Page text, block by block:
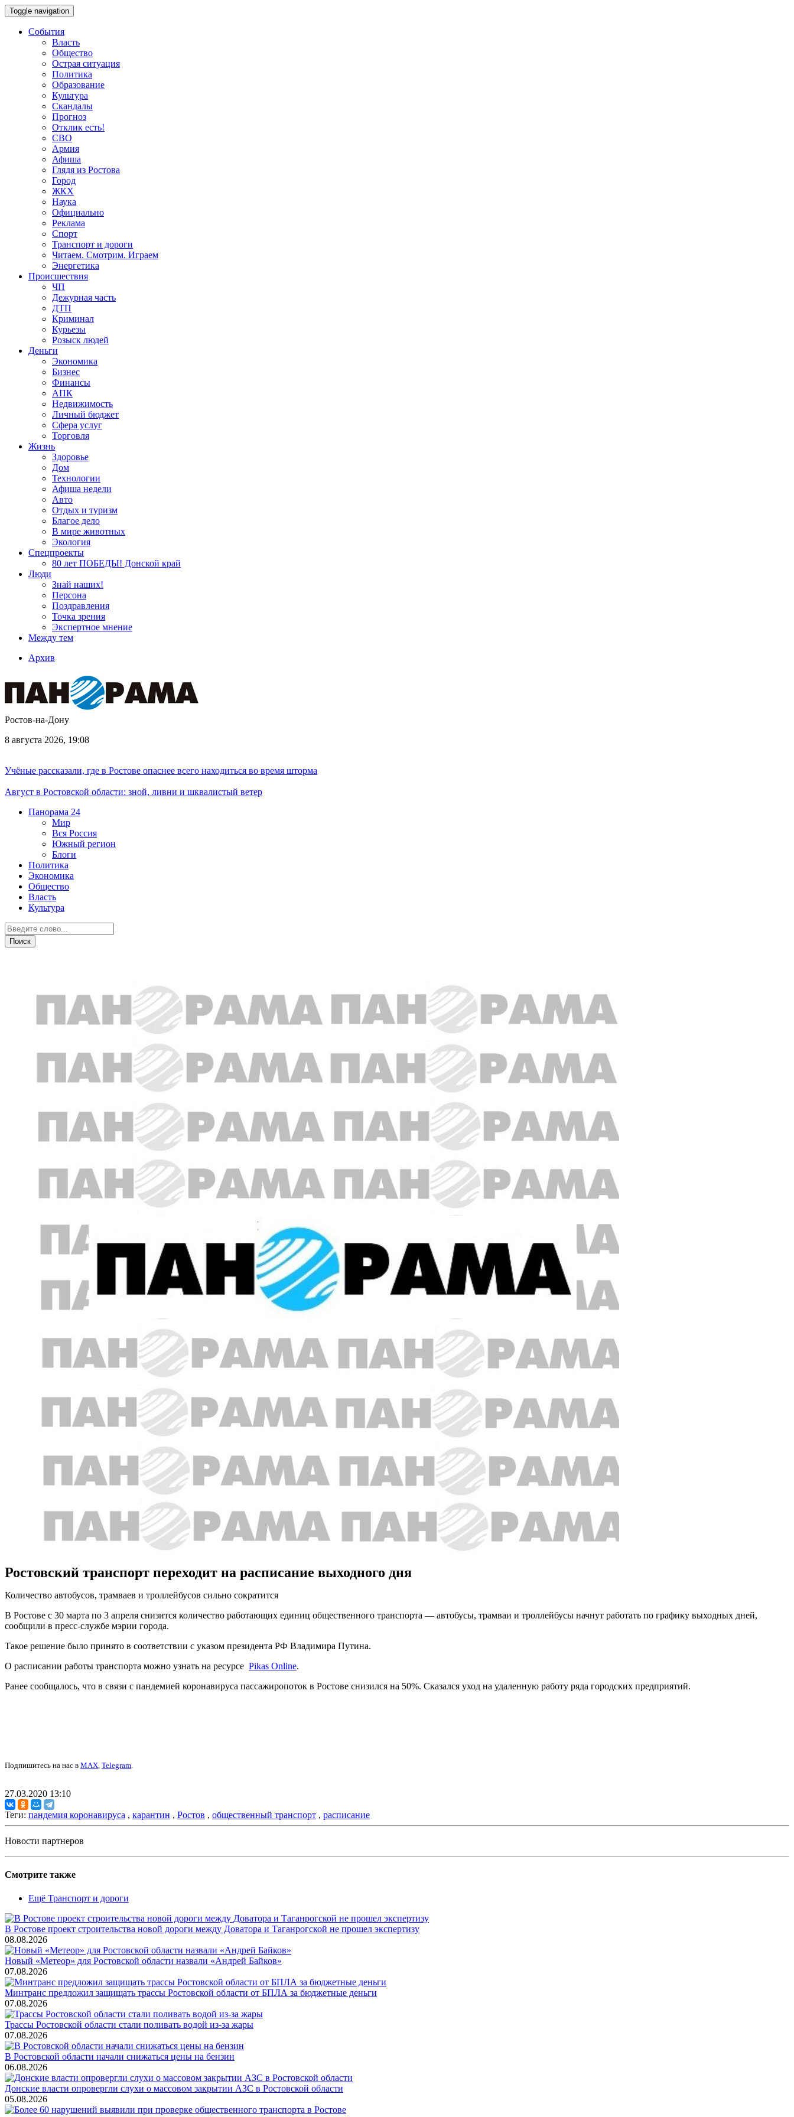
Toggle navigation
События
Власть
Общество
Острая ситуация
Политика
Образование
Культура
Скандалы
Прогноз
Отклик есть!
СВО
Армия
Афиша
Глядя из Ростова
Город
ЖКХ
Наука
Официально
Реклама
Спорт
Транспорт и дороги
Читаем. Смотрим. Играем
Энергетика
Происшествия
ЧП
Дежурная часть
ДТП
Криминал
Курьезы
Розыск людей
Деньги
Экономика
Бизнес
Финансы
АПК
Недвижимость
Личный бюджет
Сфера услуг
Торговля
Жизнь
Здоровье
Дом
Технологии
Афиша недели
Авто
Отдых и туризм
Благое дело
В мире животных
Экология
Спецпроекты
80 лет ПОБЕДЫ! Донской край
Люди
Знай наших!
Персона
Поздравления
Точка зрения
Экспертное мнение
Между тем
Архив
Ростов-на-Дону
8 августа 2026, 19:08
Учёные рассказали, где в Ростове опаснее всего находиться во время шторма
Август в Ростовской области: зной, ливни и шквалистый ветер
Панорама 24
Мир
Вся Россия
Южный регион
Блоги
Политика
Экономика
Общество
Власть
Культура
Ростовский транспорт переходит на расписание выходного дня
Количество автобусов, трамваев и троллейбусов сильно сократится
В Ростове с 30 марта по 3 апреля снизится количество работающих единиц общественного транспорта — автобусы, трамваи и троллейбусы начнут работать по графику выходных дней,
сообщили в пресс-службе мэрии города.
Такое решение было принято в соответствии с указом президента РФ Владимира Путина.
О расписании работы транспорта можно узнать на ресурсе Pikas Online.
Ранее сообщалось, что в связи с пандемией коронавируса пассажиропоток в Ростове снизился на 50%. Сказался уход на удаленную работу ряда городских предприятий.
Подпишитесь на нас в MAX, Telegram.
27.03.2020 13:10
Теги: пандемия коронавируса , карантин , Ростов , общественный транспорт , расписание
Новости партнеров
Смотрите также
Ещё Транспорт и дороги
В Ростове проект строительства новой дороги между Доватора и Таганрогской не прошел экспертизу
08.08.2026
Новый «Метеор» для Ростовской области назвали «Андрей Байков»
07.08.2026
Минтранс предложил защищать трассы Ростовской области от БПЛА за бюджетные деньги
07.08.2026
Трассы Ростовской области стали поливать водой из-за жары
07.08.2026
В Ростовской области начали снижаться цены на бензин
06.08.2026
Донские власти опровергли слухи о массовом закрытии АЗС в Ростовской области
05.08.2026